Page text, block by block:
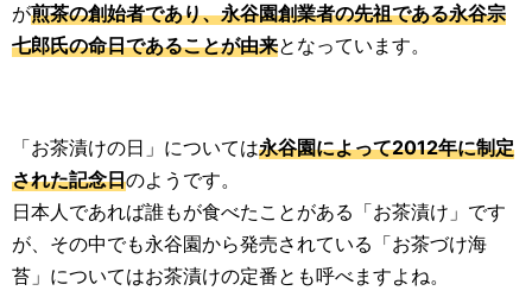
が煎茶の創始者であり、永谷園創業者の先祖である永谷宗
七郎氏の命日であることが由来となっています。
「お茶漬けの日」については永谷園によって2012年に制定
された記念日のようです。
日本人であれば誰もが食べたことがある「お茶漬け」です
が、その中でも永谷園から発売されている「お茶づけ海
苔」についてはお茶漬けの定番とも呼べますよね。